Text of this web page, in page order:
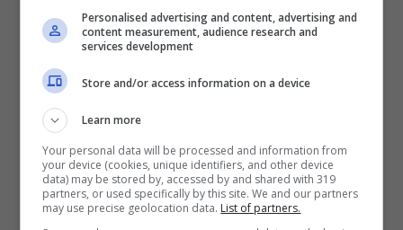
Imran Firov.
Daniil Lesovoy esce,
Balboa.
Ilya Kirsh esce, al suo
Aleksandrov.
Personalised advertising and content, advertising and
content measurement, audience research and
services development
Store and/or access information on a device
Learn more
Your personal data will be processed and information from
your device (cookies, unique identifiers, and other device
data) may be stored by, accessed by and shared with 319
partners, or used specifically by this site. We and our partners
may use precise geolocation data. List of partners.